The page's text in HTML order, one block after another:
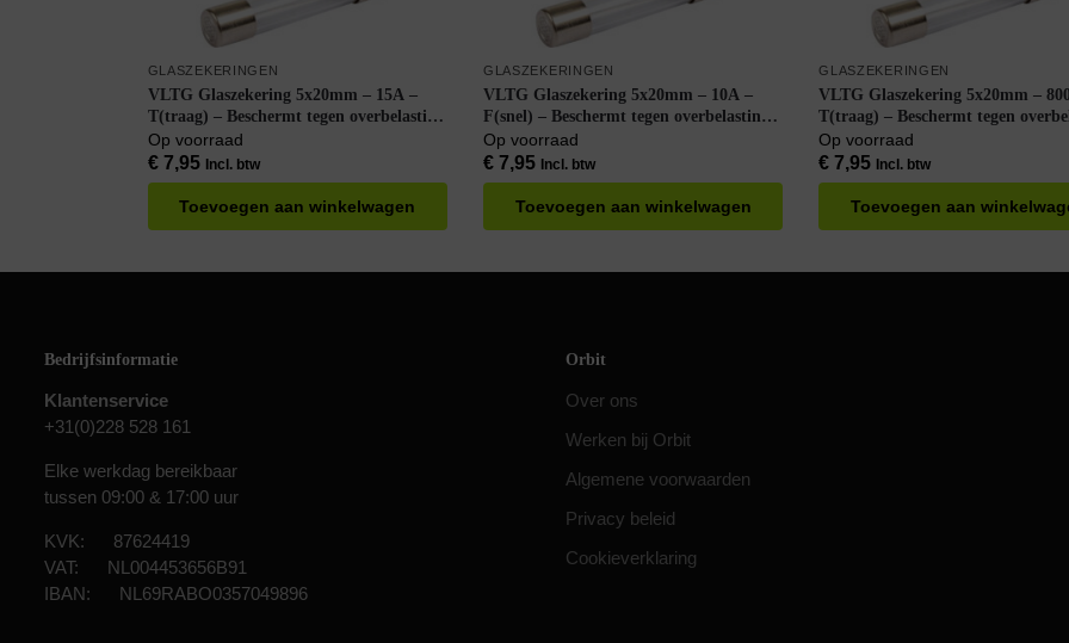
GLASZEKERINGEN
VLTG Glaszekering 5x20mm – 15A –
T(traag) – Beschermt tegen overbelasting
– 5 stuks
Op voorraad
€7,95 Incl. btw
Toevoegen aan winkelwagen
GLASZEKERINGEN
VLTG Glaszekering 5x20mm – 10A –
F(snel) – Beschermt tegen overbelasting –
5 stuks
Op voorraad
€7,95 Incl. btw
Toevoegen aan winkelwagen
GLASZEKERINGEN
VLTG Glaszekering 5x20mm –
T(traag) – Beschermt tegen
– 5 stuks
Op voorraad
€ 7,95 Incl. btw
Toevoegen aan
Bedrijfsinformatie
Klantenservice
+31(0)228 528 161
Elke werkdag bereikbaar
tussen 09:00 & 17:00 uur
KVK: 87624419
VAT: NL004453656B91
IBAN: NL69RABO0357049896
Orbit
Over ons
Werken bij Orbit
Algemene voorwaarden
Privacy beleid
Cookieverklaring